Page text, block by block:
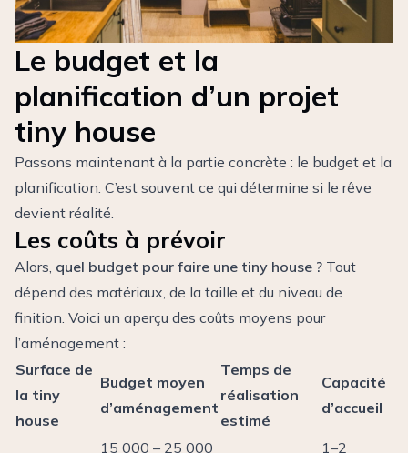
Le budget et la
planification d’un projet
tiny house
Passons maintenant à la partie concrète : le budget et la
planification. C’est souvent ce qui détermine si le rêve
devient réalité.
Les coûts à prévoir
Alors, quel budget pour faire une tiny house ? Tout
dépend des matériaux, de la taille et du niveau de
finition. Voici un aperçu des coûts moyens pour
l’aménagement :
Surface de
la tiny
house
Budget moyen
d’aménagement
Temps de
réalisation
estimé
Capacité
d’accueil
15 000 – 25 000
1–2